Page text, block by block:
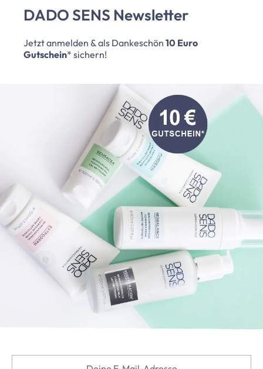
DADO SENS Newsletter
Jetzt anmelden & als Dankeschön 10 Euro
Gutschein* sichern!